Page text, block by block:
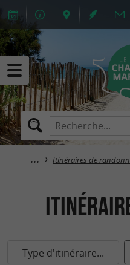
Itinéraires de
Type d'itinéraire...